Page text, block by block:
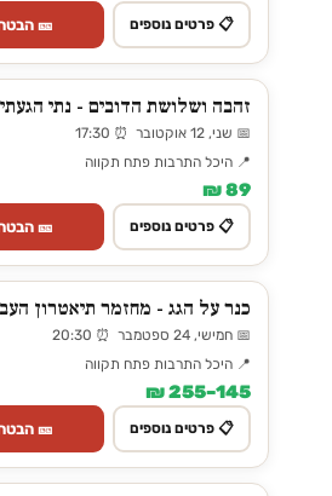
📋 פרטים נוספים 🎫
זהבה ושלושת הדובים - נתי הגעתי
📅 שני, 12 אוקטובר ⏰ 17:30
📍 היכל התרבות פתח תקווה
89 ₪
📋 פרטים נוספים 🎫
כנר על הגג - מחזמר תיאטרון
📅 חמישי, 24 ספטמבר ⏰ 20:30
📍 היכל התרבות פתח תקווה
145–255 ₪
📋 פרטים נוספים 🎫